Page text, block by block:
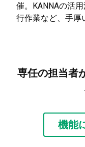
催。KANNAの活
行作業など、手厚
専任の担当者
機能